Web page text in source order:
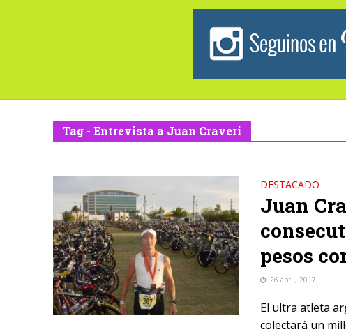
Tag - Entrevista a Juan Craveri
DESTACADO
Juan
pesos
26 abril, 2017
El ultra atleta
colectará un